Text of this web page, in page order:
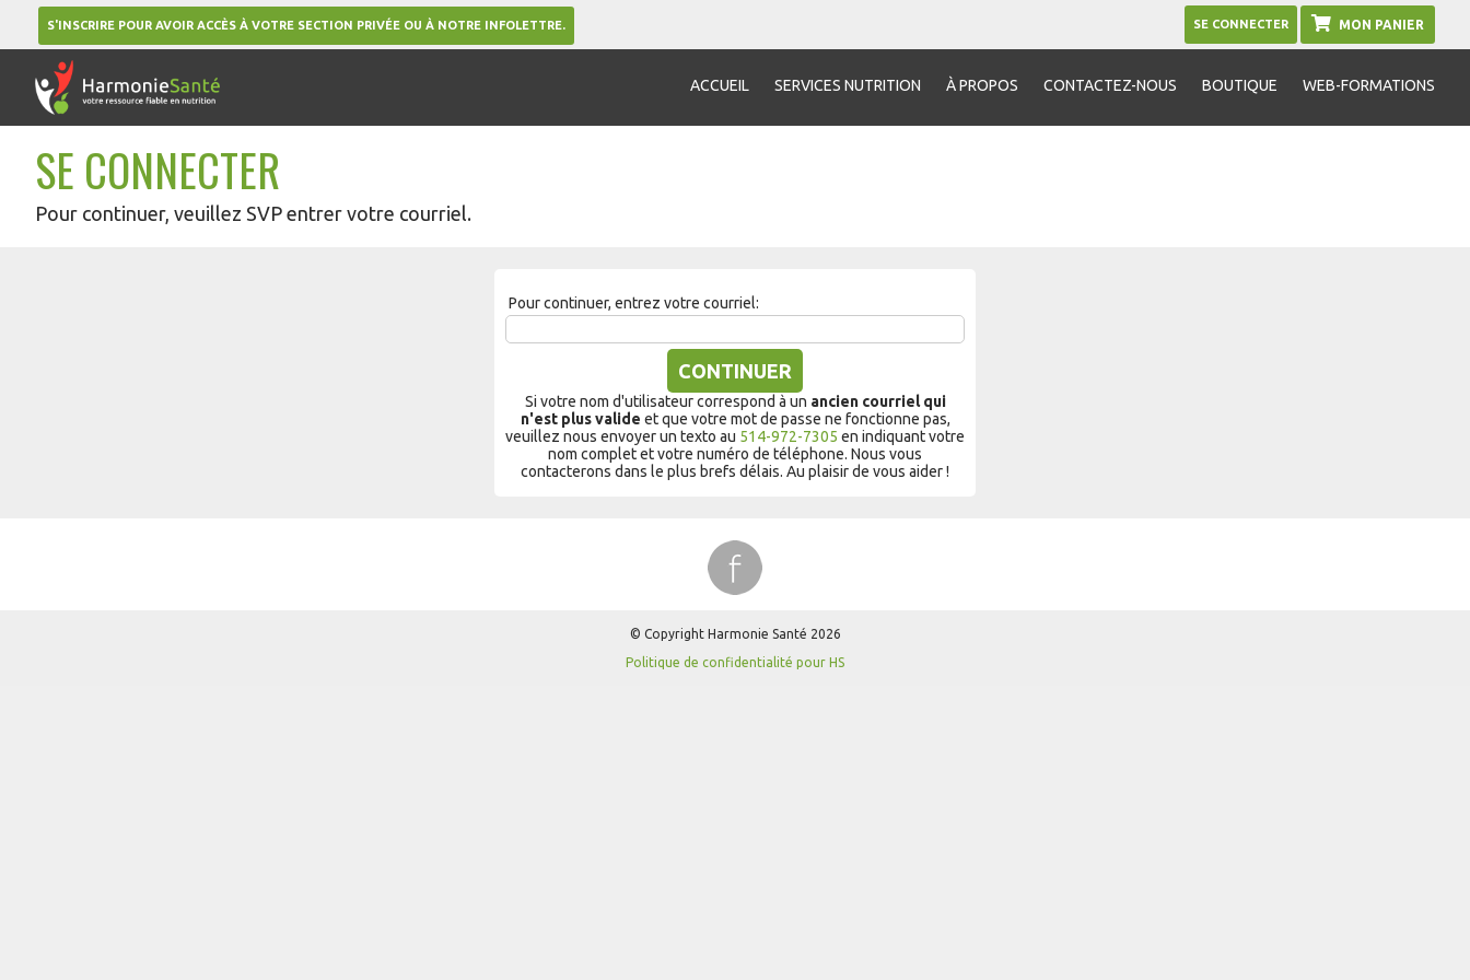
MON PANIER
SE CONNECTER
S'INSCRIRE POUR AVOIR ACCÈS À VOTRE SECTION PRIVÉE OU À NOTRE INFOLETTRE.
ACCUEIL SERVICES NUTRITION À PROPOS CONTACTEZ-NOUS BOUTIQUE WEB-FORMATIONS
SE CONNECTER
Pour continuer, veuillez SVP entrer votre courriel.
Pour continuer, entrez votre courriel:
CONTINUER
Si votre nom d'utilisateur correspond à un ancien courriel qui
n'est plus valide et que votre mot de passe ne fonctionne pas,
veuillez nous envoyer un texto au 514-972-7305 en indiquant votre
nom complet et votre numéro de téléphone. Nous vous
contacterons dans le plus brefs délais. Au plaisir de vous aider !
© Copyright Harmonie Santé 2026
Politique de confidentialité pour HS